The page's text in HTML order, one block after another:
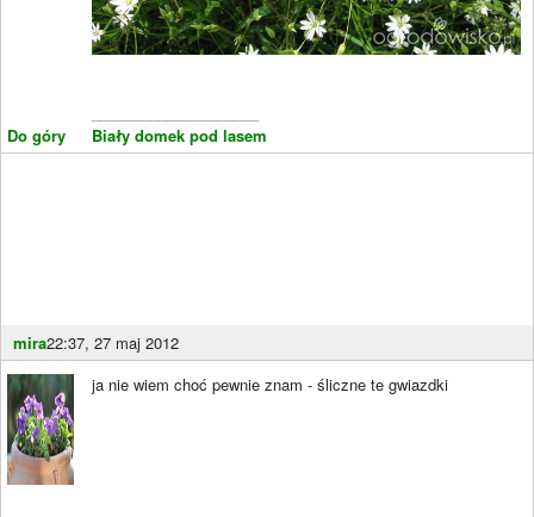
Do góry
Biały domek pod lasem
mira22:37, 27 maj 2012
ja nie wiem choć pewnie znam - śliczne te gwiazdki